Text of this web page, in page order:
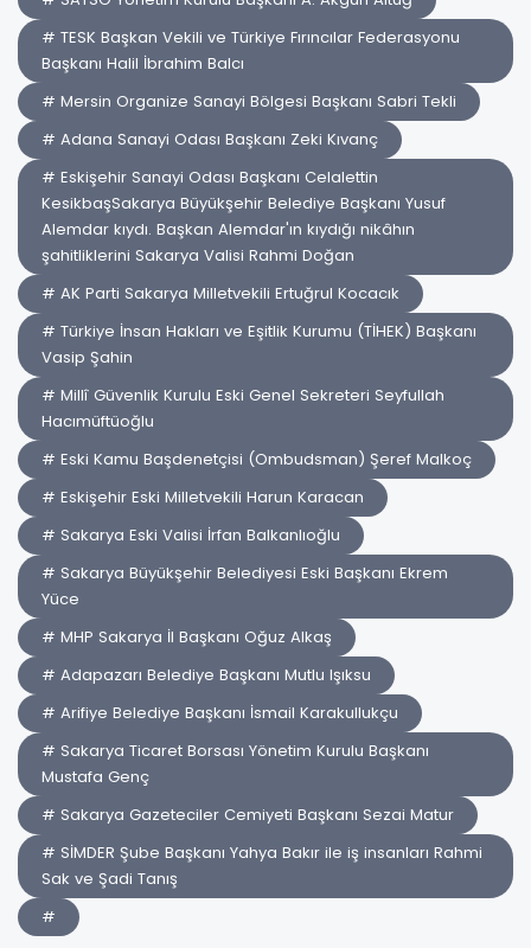
# TESK Başkan Vekili ve Türkiye Fırıncılar Federasyonu
Başkanı Halil İbrahim Balcı
# Mersin Organize Sanayi Bölgesi Başkanı Sabri Tekli
# Adana Sanayi Odası Başkanı Zeki Kıvanç
# Eskişehir Sanayi Odası Başkanı Celalettin
KesikbaşSakarya Büyükşehir Belediye Başkanı Yusuf
Alemdar kıydı. Başkan Alemdar'ın kıydığı nikâhın
şahitliklerini Sakarya Valisi Rahmi Doğan
# AK Parti Sakarya Milletvekili Ertuğrul Kocacık
# Türkiye İnsan Hakları ve Eşitlik Kurumu (TİHEK) Başkanı
Vasip Şahin
# Millî Güvenlik Kurulu Eski Genel Sekreteri Seyfullah
Hacımüftüoğlu
# Eski Kamu Başdenetçisi (Ombudsman) Şeref Malkoç
# Eskişehir Eski Milletvekili Harun Karacan
# Sakarya Eski Valisi İrfan Balkanlıoğlu
# Sakarya Büyükşehir Belediyesi Eski Başkanı Ekrem
Yüce
# MHP Sakarya İl Başkanı Oğuz Alkaş
# Adapazarı Belediye Başkanı Mutlu Işıksu
# Arifiye Belediye Başkanı İsmail Karakullukçu
# Sakarya Ticaret Borsası Yönetim Kurulu Başkanı
Mustafa Genç
# Sakarya Gazeteciler Cemiyeti Başkanı Sezai Matur
# SİMDER Şube Başkanı Yahya Bakır ile iş insanları Rahmi
Sak ve Şadi Tanış
#